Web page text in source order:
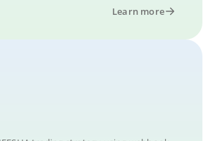
Learn more